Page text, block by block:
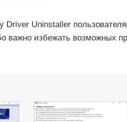
Driver Uninstaller
важно избежать возможных